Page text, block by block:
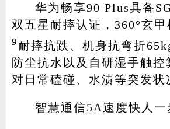
华为畅享90 Plus具备
双五星耐摔认证，360°玄
9 耐摔抗跌、机身抗弯折
防尘抗水以及自研湿手触控
对日常磕碰、水渍等突发状
智慧通信5A速度快人一